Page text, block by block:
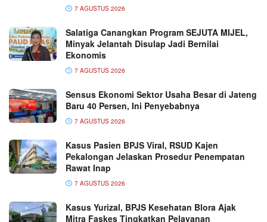
7 AGUSTUS 2026
Salatiga Canangkan Program SEJUTA MIJEL,
Minyak Jelantah Disulap Jadi Bernilai
Ekonomis
7 AGUSTUS 2026
Sensus Ekonomi Sektor Usaha Besar di Jateng
Baru 40 Persen, Ini Penyebabnya
7 AGUSTUS 2026
Kasus Pasien BPJS Viral, RSUD Kajen
Pekalongan Jelaskan Prosedur Penempatan
Rawat Inap
7 AGUSTUS 2026
Kasus Yurizal, BPJS Kesehatan Blora Ajak
Mitra Faskes Tingkatkan Pelayanan